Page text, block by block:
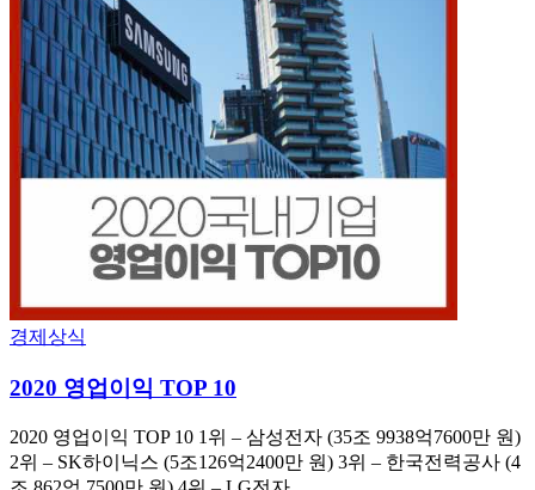
경제상식
2020 영업이익 TOP 10
2020 영업이익 TOP 10 1위 – 삼성전자 (35조 9938억7600만 원)
2위 – SK하이닉스 (5조126억2400만 원) 3위 – 한국전력공사 (4